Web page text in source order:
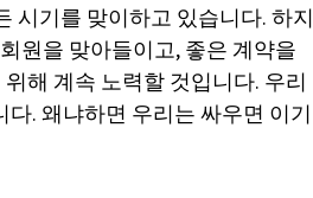
시기를 맞이하고 있습니다. 하지
원을 맞아들이고, 좋은 계약을
해 계속 노력할 것입니다. 우리
. 왜냐하면 우리는 싸우면 이기